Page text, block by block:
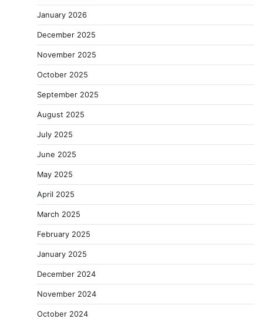
January 2026
December 2025
November 2025
October 2025
September 2025
August 2025
July 2025
June 2025
May 2025
April 2025
March 2025
February 2025
January 2025
December 2024
November 2024
October 2024